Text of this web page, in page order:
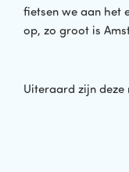
fietsen we aan het
op, zo groot is
Uiteraard zijn deze